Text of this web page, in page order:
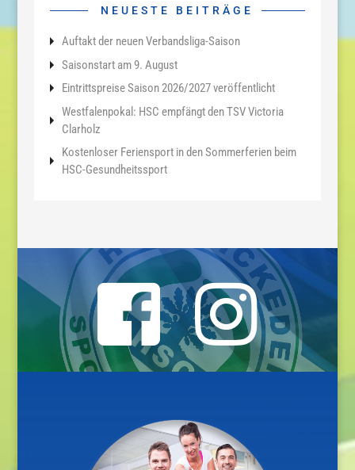
NEUESTE BEITRÄGE
Auftakt der neuen Verbandsliga-Saison
Saisonstart am 9. August
Eintrittspreise Saison 2026/2027 veröffentlicht
Westfalenpokal: HSC empfängt den TSV Victoria
Clarholz
Kostenloser Feriensport in den Sommerferien beim
HSC-Gesundheitssport